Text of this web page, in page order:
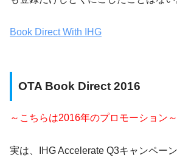
Book Direct With IHG
OTA Book Direct 2016
～こちらは2016年のプロモーション～
実は、IHG Accelerate Q3キャンペー